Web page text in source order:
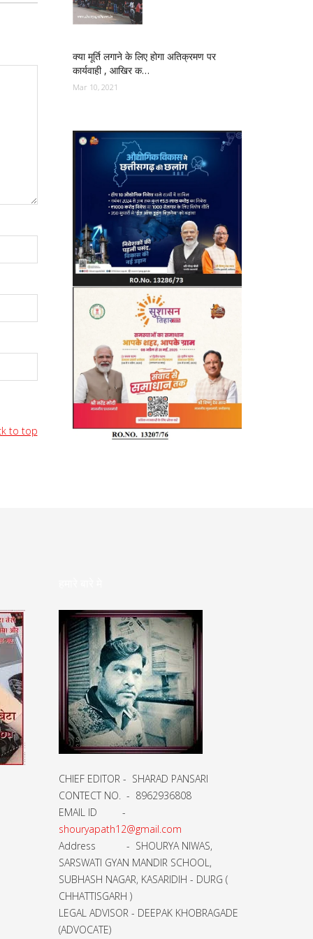
to top
क्या मूर्ति लगाने के लिए होगा अतिक्रमण पर
कार्यवाही , आखिर क…
Mar 10, 2021
CHIEF EDITOR - SHARAD PANSARI
CONTECT NO. - 8962936808
EMAIL ID -
shouryapath12@gmail.com
Address - SHOURYA NIWAS,
SARSWATI GYAN MANDIR SCHOOL,
SUBHASH NAGAR, KASARIDIH - DURG (
CHHATTISGARH )
LEGAL ADVISOR - DEEPAK KHOBRAGADE
(ADVOCATE)